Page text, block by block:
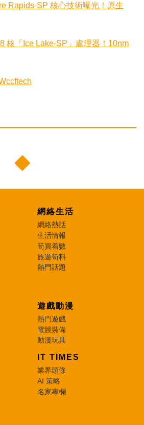
Rapids-SP 核心技術曝光！原生
核「Ice Lake-SP」處理器！10nm
網絡生活
網絡熱話
生活情報
筍買着數
旅遊筍料
熱門話題
遊戲動漫
熱門遊戲
電競裝備
動漫玩具
IT TIMES
業界頭條
AI 策略
名家專欄